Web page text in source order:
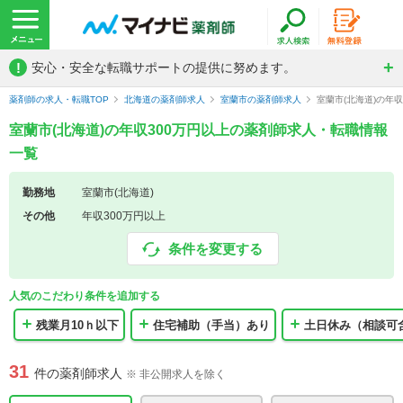
! 安心・安全な転職サポートの提供に努めます。
薬剤師の求人・転職TOP 北海道の薬剤師求人 室蘭市の薬剤師求人 室蘭市(北海道)の年
室蘭市(北海道)の年収300万円以上の薬剤師求人・転職情報
一覧
勤務地
室蘭市(北海道)
その他
年収300万円以上
条件を変更する
人気のこだわり条件を追加する
残業月10ｈ以下 住宅補助（手当）あり 土日休み（相談可
31 件の薬剤師求人 ※ 非公開求人を除く